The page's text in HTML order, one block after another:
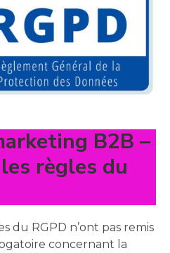
B2B –
règles du
du RGPD n’ont pas remis
concernant la